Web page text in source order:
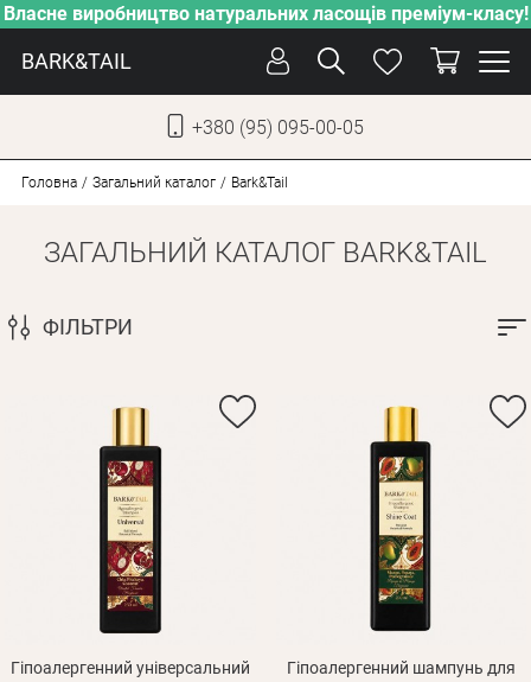
Власне виробництво натуральних ласощів преміум-класу!
BARK&TAIL
+380 (95) 095-00-05
СОБАКИ
НОВИНКИ
Оптовим клієнтам
Головна Загальний каталог Bark&Tail
ЗАГАЛЬНИЙ КАТАЛОГ BARK&TAIL
ФІЛЬТРИ
Гіпоалергенний універсальний
Гіпоалергенний шампунь для